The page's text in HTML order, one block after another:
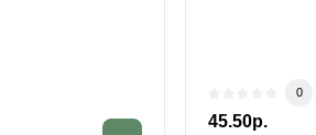
0
45.50р.